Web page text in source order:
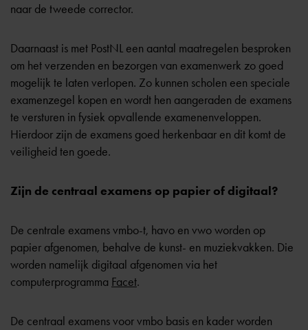
naar de tweede corrector.
Daarnaast is met PostNL een aantal maatregelen besproken
om het verzenden en bezorgen van examenwerk zo goed
mogelijk te laten verlopen. Zo kunnen scholen een speciale
examenzegel kopen en wordt hen aangeraden de examens
te versturen in fysiek opvallende examenenveloppen.
Hierdoor zijn de examens goed herkenbaar en dit komt de
veiligheid ten goede.
Zijn de centraal examens op papier of digitaal?
De centrale examens vmbo-t, havo en vwo worden op
papier afgenomen, behalve de kunst- en muziekvakken. Die
worden namelijk digitaal afgenomen via het
computerprogramma Facet.
De centraal examens voor vmbo basis en kader worden